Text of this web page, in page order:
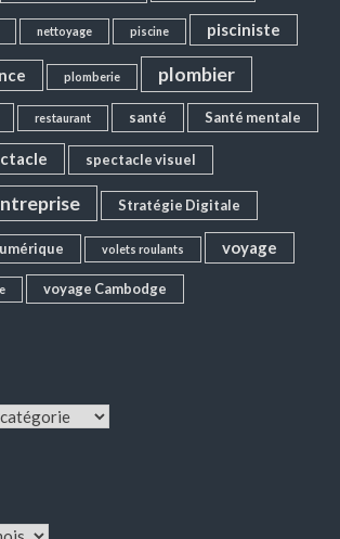
nettoyage piscine pisciniste
plomberie plombier
restaurant santé Santé mentale
spectacle visuel
Stratégie Digitale
volets roulants voyage
voyage Cambodge